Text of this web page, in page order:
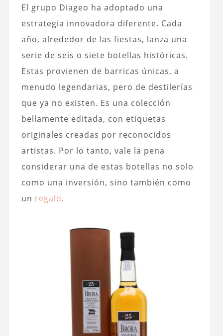
El grupo Diageo ha adoptado una
estrategia innovadora diferente. Cada
año, alrededor de las fiestas, lanza una
serie de seis o siete botellas históricas.
Estas provienen de barricas únicas, a
menudo legendarias, pero de destilerías
que ya no existen. Es una colección
bellamente editada, con etiquetas
originales creadas por reconocidos
artistas. Por lo tanto, vale la pena
considerar una de estas botellas no solo
como una inversión, sino también como
un regalo.